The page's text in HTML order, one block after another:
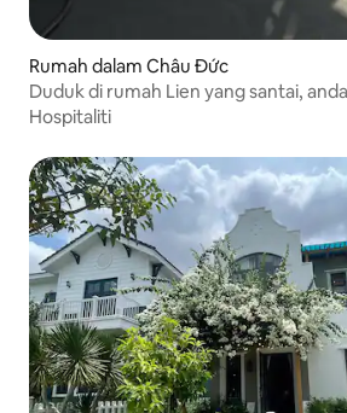
Rumah dalam Châu Đức
Duduk di rumah Lien yang santai,
singgah
Hospitaliti